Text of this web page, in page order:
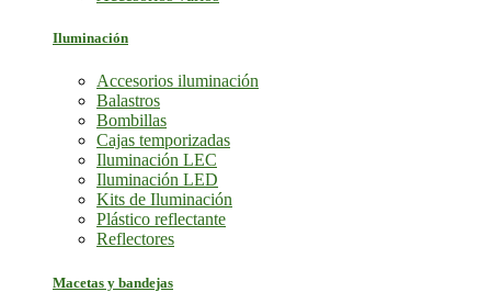
Iluminación
Accesorios iluminación
Balastros
Bombillas
Cajas temporizadas
Iluminación LEC
Iluminación LED
Kits de Iluminación
Plástico reflectante
Reflectores
Macetas y bandejas